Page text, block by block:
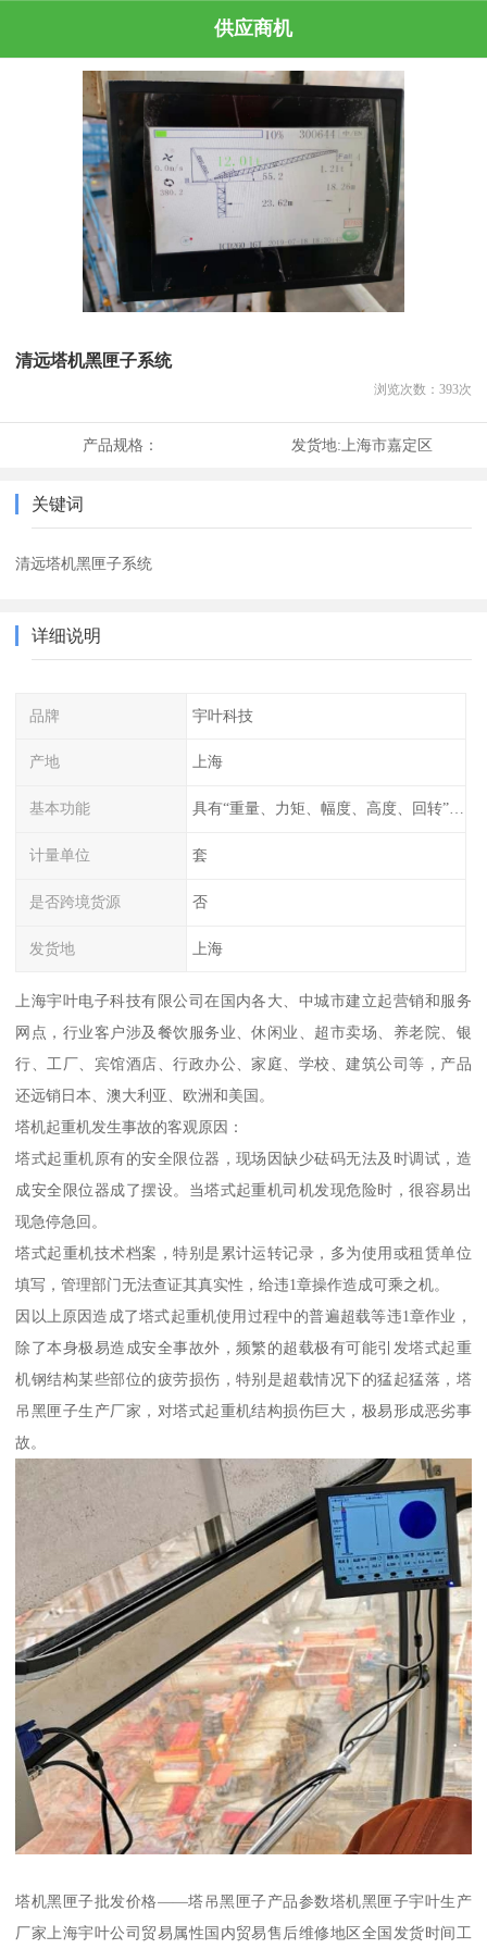
供应商机
清远塔机黑匣子系统
浏览次数： 393次
产品规格： 发货地:上海市嘉定区
关键词
清远塔机黑匣子系统
详细说明
品牌 宇叶科技
产地 上海
基本功能 具有“重量、力矩、幅度、高度、回转”等参数的显示、记录、报警功
计量单位 套
是否跨境货源 否
发货地 上海
上海宇叶电子科技有限公司在国内各大、中城市建立起营销和服务
网点，行业客户涉及餐饮服务业、休闲业、超市卖场、养老院、银
行、工厂、宾馆酒店、行政办公、家庭、学校、建筑公司等，产品
还远销日本、澳大利亚、欧洲和美国。
塔机起重机发生事故的客观原因：
塔式起重机原有的安全限位器，现场因缺少砝码无法及时调试，造
成安全限位器成了摆设。当塔式起重机司机发现危险时，很容易出
现急停急回。
塔式起重机技术档案，特别是累计运转记录，多为使用或租赁单位
填写，管理部门无法查证其真实性，给违1章操作造成可乘之机。
因以上原因造成了塔式起重机使用过程中的普遍超载等违1章作业，
除了本身极易造成安全事故外，频繁的超载极有可能引发塔式起重
机钢结构某些部位的疲劳损伤，特别是超载情况下的猛起猛落，塔
吊黑匣子生产厂家，对塔式起重机结构损伤巨大，极易形成恶劣事
故。
塔机黑匣子批发价格——塔吊黑匣子产品参数塔机黑匣子宇叶生产
厂家上海宇叶公司贸易属性国内贸易售后维修地区全国发货时间工